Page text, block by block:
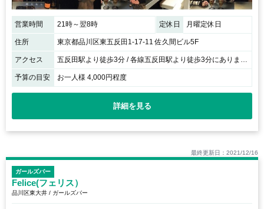
営業時間 21時～翌8時 定休日 月曜定休日
住所 東京都品川区東五反田1-17-11 佐久間ビル5F
アクセス 五反田駅より徒歩3分 / 各線五反田駅より徒歩3分にあります 佐久間ビルの5階になります
予算の目安 お一人様 4,000円程度
詳細を見る
最終更新日：2021/12/16
ガールズバー
Felice(フェリス）
品川区東大井 / ガールズバー